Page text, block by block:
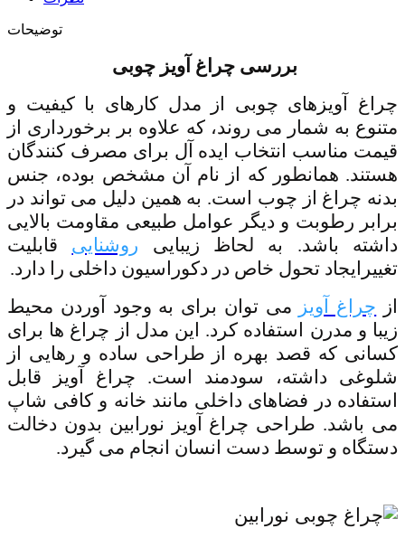
توضیحات
بررسی چراغ آویز چوبی
چراغ آویزهای چوبی از مدل کارهای با کیفیت و
متنوع به شمار می روند، که علاوه بر برخورداری از
قیمت مناسب انتخاب ایده آل برای مصرف کنندگان
هستند. همانطور که از نام آن مشخص بوده، جنس
بدنه چراغ از چوب است. به همین دلیل می تواند در
برابر رطوبت و دیگر عوامل طبیعی مقاومت بالایی
داشته باشد. به لحاظ زیبایی روشنایی
قابلیت
تغییرایجاد تحول خاص در دکوراسیون داخلی را دارد.
از چراغ آویز می توان برای به وجود آوردن محیط
زیبا و مدرن استفاده کرد. این مدل از چراغ ها برای
کسانی که قصد بهره از طراحی ساده و رهایی از
شلوغی داشته، سودمند است. چراغ آویز قابل
استفاده در فضاهای داخلی مانند خانه و کافی شاپ
می باشد. طراحی چراغ آویز نورابین بدون دخالت
دستگاه و توسط دست انسان انجام می گیرد.